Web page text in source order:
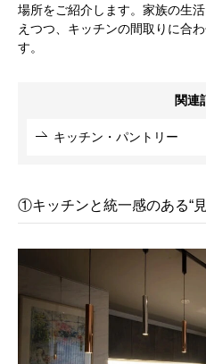
場所をご紹介します。家族の生
えつつ、キッチンの間取りに合
す。
関連
キッチン・パントリー
①キッチンと統一感のある“